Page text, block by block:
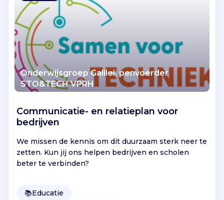
Onderwijsgroep Galilei, penvoerder
STO&TECH VPRH
Communicatie- en relatieplan voor
bedrijven
We missen de kennis om dit duurzaam sterk neer te
zetten. Kun jij ons helpen bedrijven en scholen
beter te verbinden?
📚Educatie